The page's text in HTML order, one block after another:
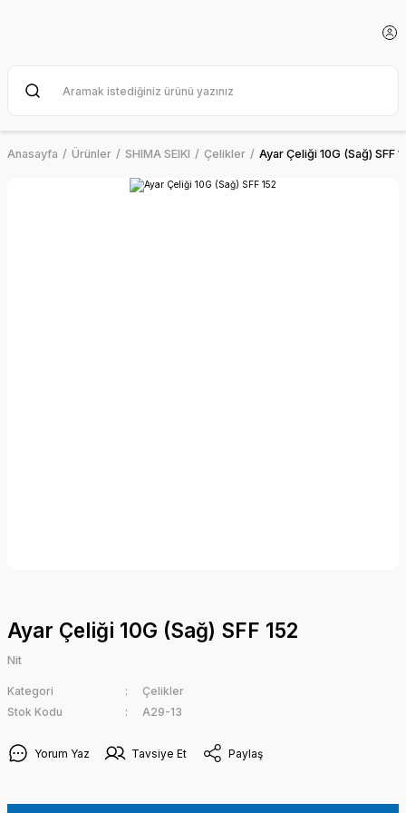
Anasayfa Ürünler SHIMA SEIKI Çelikler Ayar Çeliği 10G (Sağ) SFF
Ayar Çeliği 10G (Sağ) SFF 152
Nit
Kategori
Çelikler
Stok Kodu
A29-13
Yorum Yaz Tavsiye Et Paylaş